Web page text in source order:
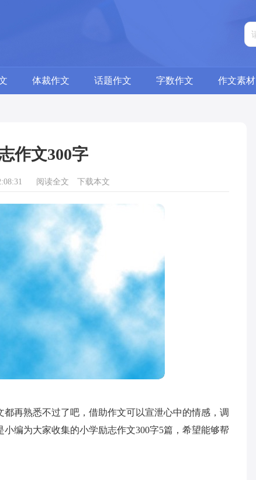
体裁作文 话题作文 字数作文 作文素材
作文300字
阅读全文 下载本文
再熟悉不过了吧，借助作文可以宣泄心中的情感，调
编为大家收集的小学励志作文300字5篇，希望能够帮